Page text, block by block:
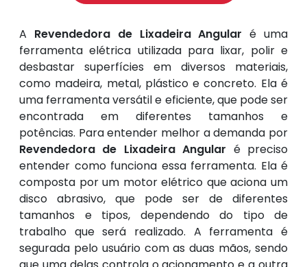
A Revendedora de Lixadeira Angular é uma
ferramenta elétrica utilizada para lixar, polir e
desbastar superfícies em diversos materiais,
como madeira, metal, plástico e concreto. Ela é
uma ferramenta versátil e eficiente, que pode ser
encontrada em diferentes tamanhos e
potências. Para entender melhor a demanda por
Revendedora de Lixadeira Angular é preciso
entender como funciona essa ferramenta. Ela é
composta por um motor elétrico que aciona um
disco abrasivo, que pode ser de diferentes
tamanhos e tipos, dependendo do tipo de
trabalho que será realizado. A ferramenta é
segurada pelo usuário com as duas mãos, sendo